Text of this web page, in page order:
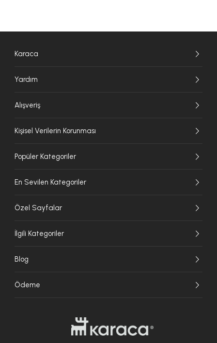
Karaca
Yardım
Alışveriş
Kişisel Verilerin Korunması
Popüler Kategoriler
En Sevilen Kategoriler
Özel Sayfalar
İlgili Kategoriler
Blog
Ödeme